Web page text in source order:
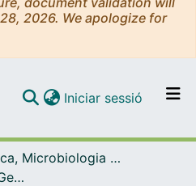
2026. We apologize for
Navega per tot el DD
Iniciar sessió (current)
Genètica, Microbiologia i Estadística
Divulgació i Premsa (Genètica, Microbiologia i Estadística)